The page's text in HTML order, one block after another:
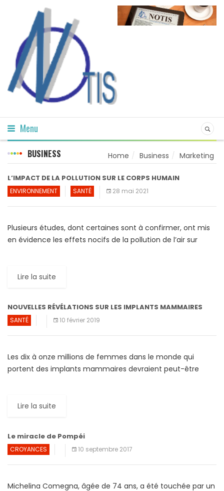
Menu
BUSINESS Home Business Marketing
L’IMPACT DE LA POLLUTION SUR LE CORPS HUMAIN
ENVIRONNEMENT SANTÉ 28 mai 2021
Plusieurs études, dont certaines sont à confirmer, ont mis
en évidence les effets nocifs de la pollution de l’air sur
Lire la suite
NOUVELLES RÉVÉLATIONS SUR LES IMPLANTS MAMMAIRES
SANTÉ 10 février 2019
Les dix à onze millions de femmes dans le monde qui
portent des implants mammaires devraient peut-être
Lire la suite
Le miracle de Pompéi
CROYANCES 10 septembre 2017
Michelina Comegna, âgée de 74 ans, a été touchée par un